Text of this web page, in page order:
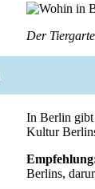
Der
In Berlin gibt
Kultur
Berlins,